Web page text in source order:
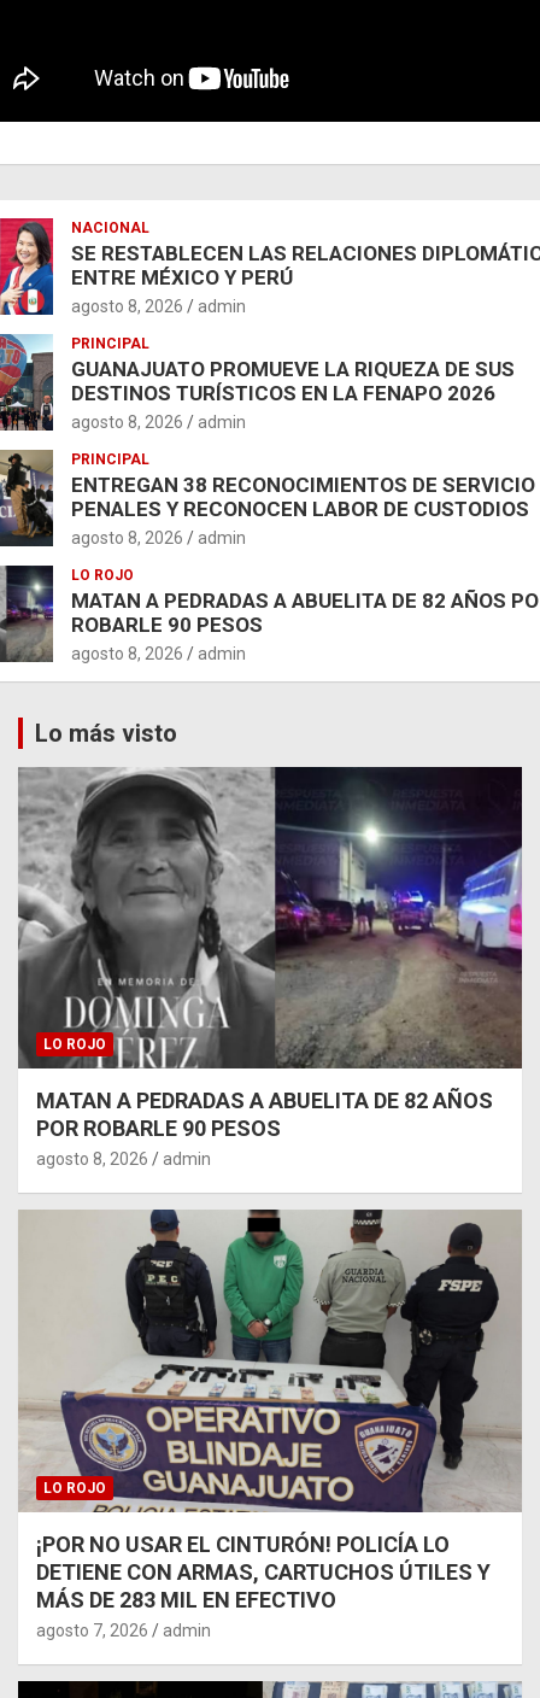
NACIONAL
SE RESTABLECEN LAS RELACIONES
ENTRE MÉXICO Y PERÚ
agosto 8, 2026 admin
PRINCIPAL
GUANAJUATO PROMUEVE LA RIQUEZA DE SUS
DESTINOS TURÍSTICOS EN LA FENAPO 2026
agosto 8, 2026 admin
PRINCIPAL
ENTREGAN 38 RECONOCIMIENTOS DE SERVICIO
PENALES Y RECONOCEN LABOR DE CUSTODIOS
agosto 8, 2026 admin
LO ROJO
MATAN A PEDRADAS A ABUELITA DE 82 AÑOS
ROBARLE 90 PESOS
agosto 8, 2026 admin
Lo más visto
LO ROJO
MATAN A PEDRADAS A ABUELITA DE 82 AÑOS
POR ROBARLE 90 PESOS
agosto 8, 2026 admin
LO ROJO
¡POR NO USAR EL CINTURÓN! POLICÍA LO
DETIENE CON ARMAS, CARTUCHOS ÚTILES Y
MÁS DE 283 MIL EN EFECTIVO
agosto 7, 2026 admin